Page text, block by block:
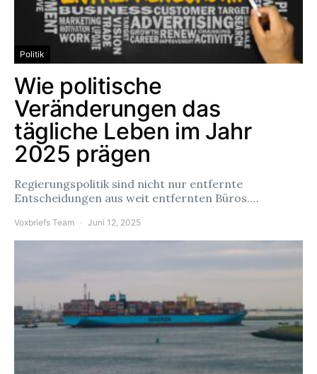
Politik
Wie politische
Veränderungen das
tägliche Leben im Jahr
2025 prägen
Regierungspolitik sind nicht nur entfernte
Entscheidungen aus weit entfernten Büros.…
Voxbriefs Team Juni 12, 2025